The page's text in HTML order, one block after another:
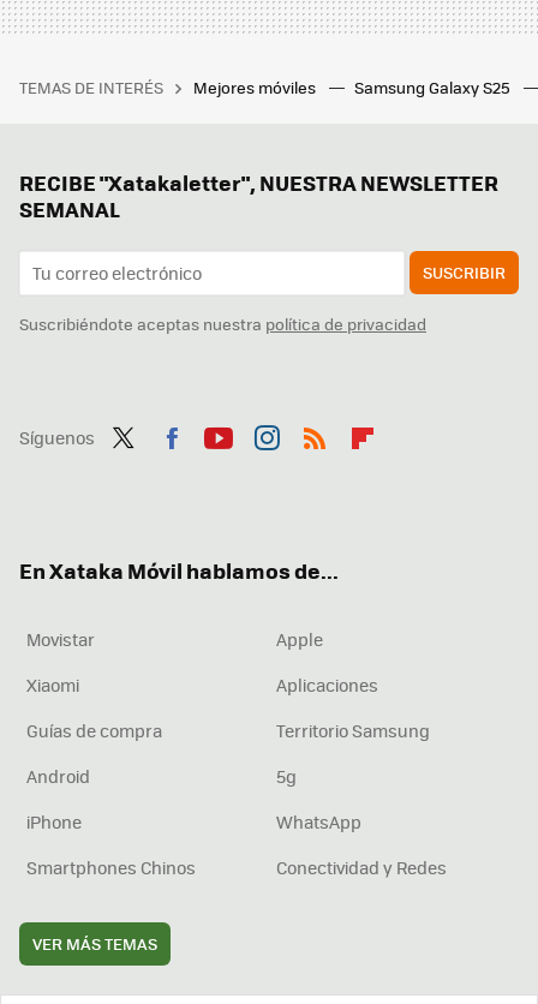
TEMAS DE INTERÉS Mejores móviles Samsung Galaxy S25
RECIBE "Xatakaletter", NUESTRA NEWSLETTER
SEMANAL
SUSCRIBIR
Suscribiéndote aceptas nuestra política de privacidad
Síguenos
En Xataka Móvil hablamos de...
Movistar
Apple
Xiaomi
Aplicaciones
Guías de compra
Territorio Samsung
Android
5g
iPhone
WhatsApp
Smartphones Chinos
Conectividad y Redes
VER MÁS TEMAS